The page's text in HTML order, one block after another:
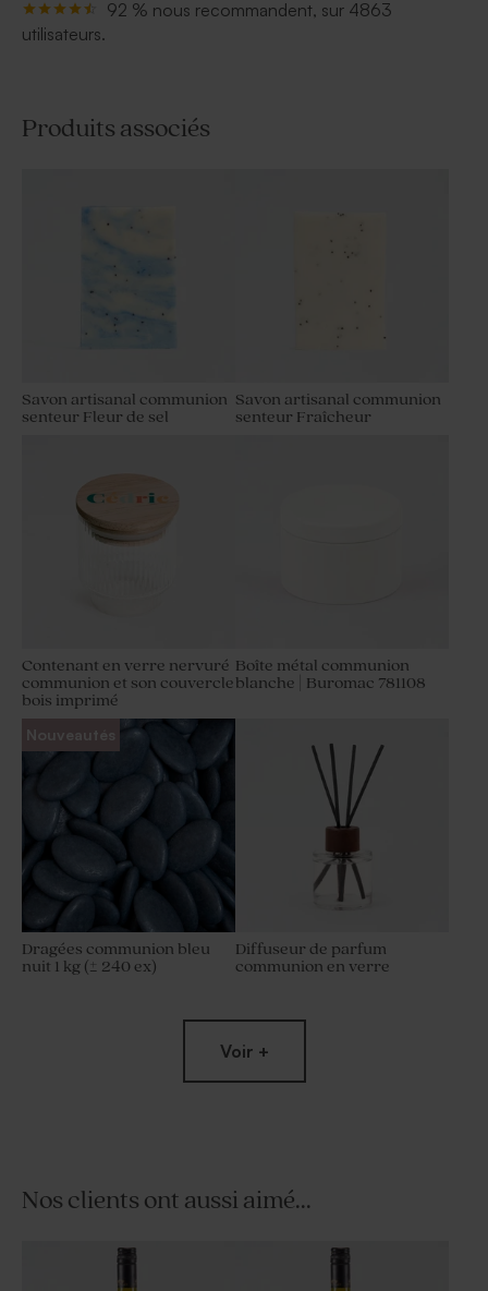
92 % nous recommandent, sur 4863
utilisateurs.
Produits associés
Savon artisanal communion
senteur Fleur de sel
Savon artisanal communion
senteur Fraîcheur
Contenant en verre nervuré
communion et son couvercle
bois imprimé
Boîte métal communion
blanche | Buromac 781108
Nouveautés
Dragées communion bleu
nuit 1 kg (± 240 ex)
Diffuseur de parfum
communion en verre
communion et son couvercle
Voir +
Nos clients ont aussi aimé...